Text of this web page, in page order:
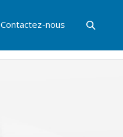
Contactez-nous